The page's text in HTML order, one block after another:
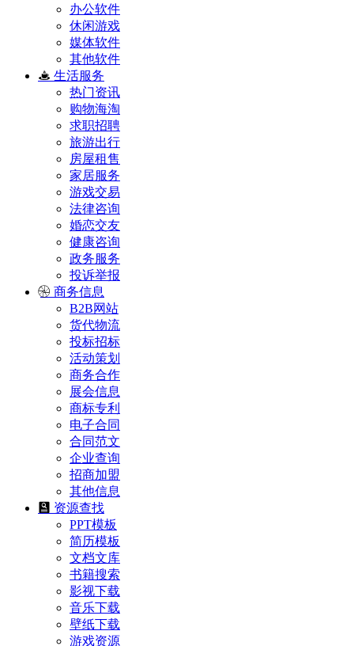
办公软件
休闲游戏
媒体软件
其他软件
生活服务
热门资讯
购物海淘
求职招聘
旅游出行
房屋租售
家居服务
游戏交易
法律咨询
婚恋交友
健康咨询
政务服务
投诉举报
商务信息
B2B网站
货代物流
投标招标
活动策划
商务合作
展会信息
商标专利
电子合同
合同范文
企业查询
招商加盟
其他信息
资源查找
PPT模板
简历模板
文档文库
书籍搜索
影视下载
音乐下载
壁纸下载
游戏资源